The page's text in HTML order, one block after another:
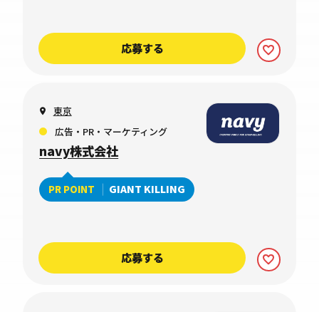
応募する
東京
広告・PR・マーケティング
navy株式会社
PR POINT GIANT KILLING
応募する